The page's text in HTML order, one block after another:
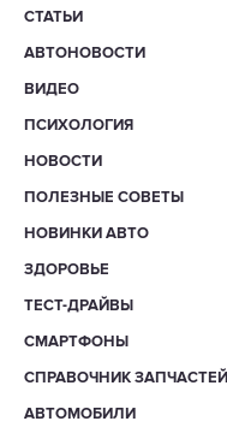
СТАТЬИ
АВТОНОВОСТИ
ВИДЕО
ПСИХОЛОГИЯ
НОВОСТИ
ПОЛЕЗНЫЕ СОВЕТЫ
НОВИНКИ АВТО
ЗДОРОВЬЕ
ТЕСТ-ДРАЙВЫ
СМАРТФОНЫ
СПРАВОЧНИК ЗАПЧАСТЕЙ
АВТОМОБИЛИ